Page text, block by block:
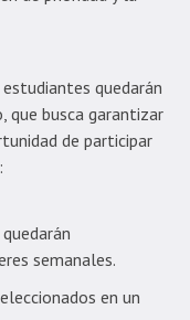
quedarán
que busca garantizar
de participar
semanales.
en un